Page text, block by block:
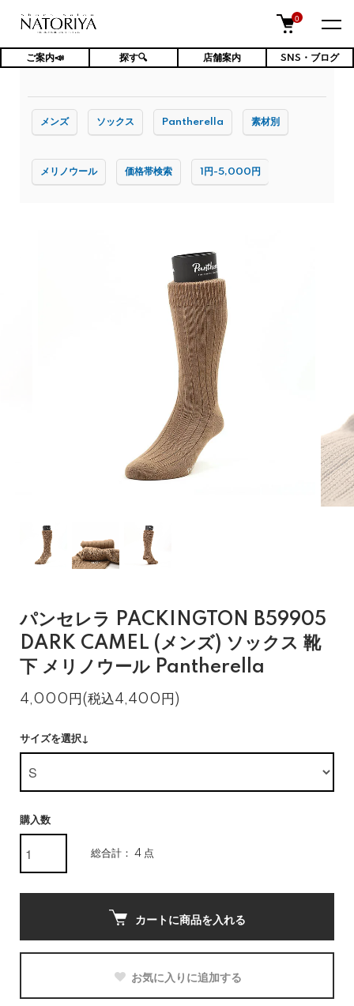
0
ご案内📣 探す🔍 店舗案内 SNS・ブログ
TOP ファッション小物・雑貨 メンズ靴下
メンズ ソックス Pantherella 素材別
メリノウール 価格帯検索 1円-5,000円
パンセレラ PACKINGTON B59905
DARK CAMEL (メンズ) ソックス 靴
下 メリノウール Pantherella
4,000円(税込4,400円)
サイズを選択↓
購入数
総合計： 4 点
カートに商品を入れる
お気に入りに追加する